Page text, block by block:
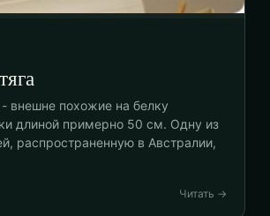
внешне похожие на белку
длиной примерно 50 см. Одну из
распространенную в Австралии,
Читать →